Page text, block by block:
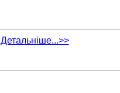
Детальніше...>>